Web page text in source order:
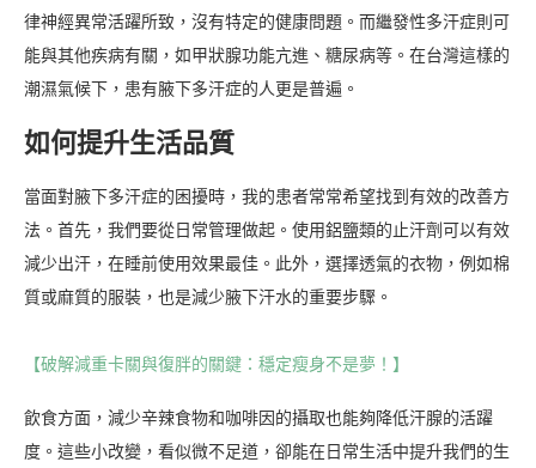
律神經異常活躍所致，沒有特定的健康問題。而繼發性多汗症則可
能與其他疾病有關，如甲狀腺功能亢進、糖尿病等。在台灣這樣的
潮濕氣候下，患有腋下多汗症的人更是普遍。
如何提升生活品質
當面對腋下多汗症的困擾時，我的患者常常希望找到有效的改善方
法。首先，我們要從日常管理做起。使用鋁鹽類的止汗劑可以有效
減少出汗，在睡前使用效果最佳。此外，選擇透氣的衣物，例如棉
質或麻質的服裝，也是減少腋下汗水的重要步驟。
【破解減重卡關與復胖的關鍵：穩定瘦身不是夢！】
飲食方面，減少辛辣食物和咖啡因的攝取也能夠降低汗腺的活躍
度。這些小改變，看似微不足道，卻能在日常生活中提升我們的生